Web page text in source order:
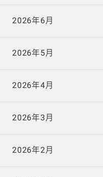
2026年6月
2026年5月
2026年4月
2026年3月
2026年2月